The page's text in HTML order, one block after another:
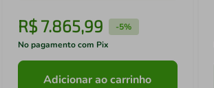
R$ 7.865,99 -5%
No pagamento com Pix
Adicionar ao carrinho